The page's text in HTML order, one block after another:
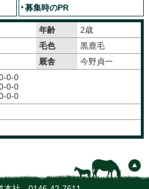
募集時のPR
年齢
2歳
毛色
黒鹿毛
厩舎
今野貞一
0-0
0-0
0-0